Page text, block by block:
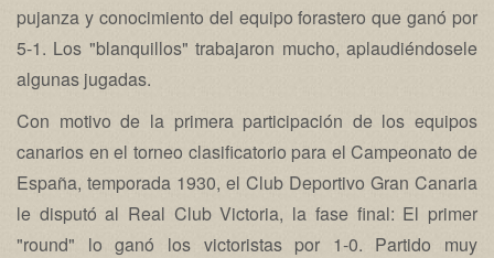
pujanza y conocimiento del equipo forastero que ganó por
5-1. Los "blanquillos" trabajaron mucho, aplaudiéndosele
algunas jugadas.
Con motivo de la primera participación de los equipos
canarios en el torneo clasificatorio para el Campeonato de
España, temporada 1930, el Club Deportivo Gran Canaria
le disputó al Real Club Victoria, la fase final: El primer
"round" lo ganó los victoristas por 1-0. Partido muy